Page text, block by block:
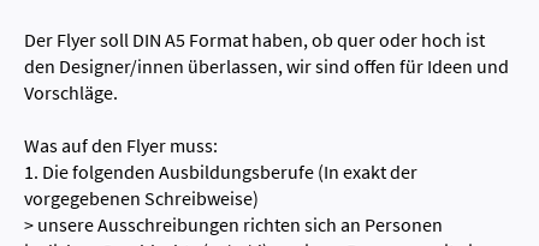
Der Flyer soll DIN A5 Format haben, ob quer oder hoch ist
den Designer/innen überlassen, wir sind offen für Ideen und
Vorschläge.
Was auf den Flyer muss:
1. Die folgenden Ausbildungsberufe (In exakt der
vorgegebenen Schreibweise)
> unsere Ausschreibungen richten sich an Personen